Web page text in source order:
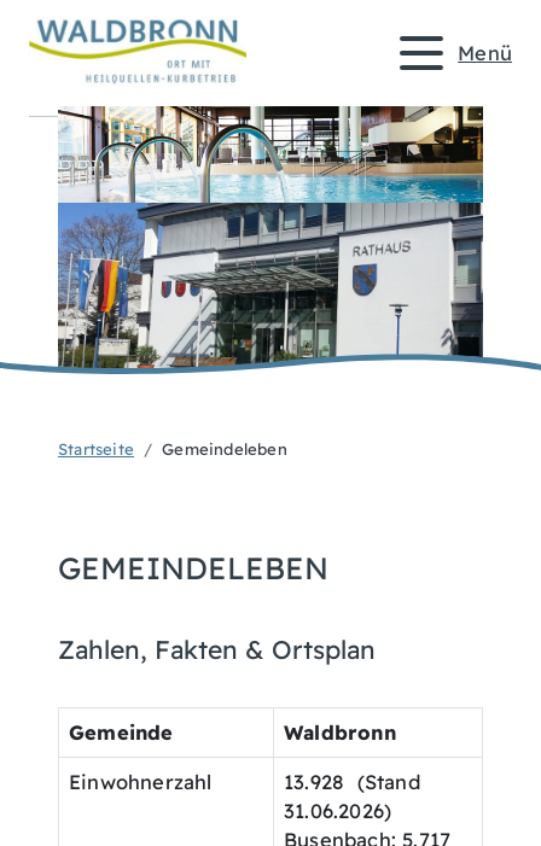
Menü
Startseite Gemeindeleben
GEMEINDELEBEN
Zahlen, Fakten & Ortsplan
Gemeinde Waldbronn
Einwohnerzahl
13.928 (Stand
31.06.2026)
Busenbach: 5.717